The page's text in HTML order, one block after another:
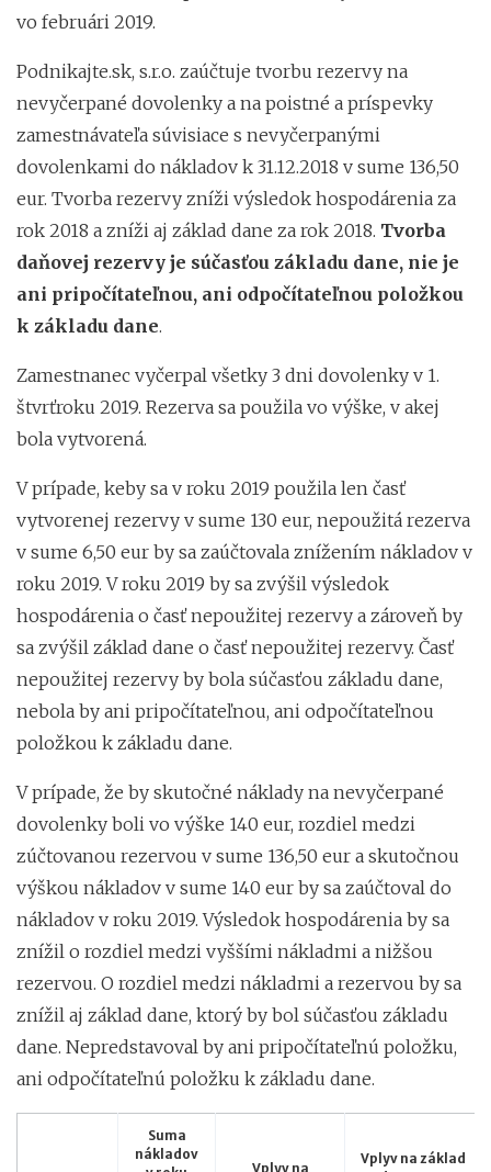
vo februári 2019.
Podnikajte.sk, s.r.o. zaúčtuje tvorbu rezervy na
nevyčerpané dovolenky a na poistné a príspevky
zamestnávateľa súvisiace s nevyčerpanými
dovolenkami do nákladov k 31.12.2018 v sume 136,50
eur. Tvorba rezervy zníži výsledok hospodárenia za
rok 2018 a zníži aj základ dane za rok 2018. Tvorba
daňovej rezervy je súčasťou základu dane, nie je
ani pripočítateľnou, ani odpočítateľnou položkou
k základu dane.
Zamestnanec vyčerpal všetky 3 dni dovolenky v 1.
štvrťroku 2019. Rezerva sa použila vo výške, v akej
bola vytvorená.
V prípade, keby sa v roku 2019 použila len časť
vytvorenej rezervy v sume 130 eur, nepoužitá rezerva
v sume 6,50 eur by sa zaúčtovala znížením nákladov v
roku 2019. V roku 2019 by sa zvýšil výsledok
hospodárenia o časť nepoužitej rezervy a zároveň by
sa zvýšil základ dane o časť nepoužitej rezervy. Časť
nepoužitej rezervy by bola súčasťou základu dane,
nebola by ani pripočítateľnou, ani odpočítateľnou
položkou k základu dane.
V prípade, že by skutočné náklady na nevyčerpané
dovolenky boli vo výške 140 eur, rozdiel medzi
zúčtovanou rezervou v sume 136,50 eur a skutočnou
výškou nákladov v sume 140 eur by sa zaúčtoval do
nákladov v roku 2019. Výsledok hospodárenia by sa
znížil o rozdiel medzi vyššími nákladmi a nižšou
rezervou. O rozdiel medzi nákladmi a rezervou by sa
znížil aj základ dane, ktorý by bol súčasťou základu
dane. Nepredstavoval by ani pripočítateľnú položku,
ani odpočítateľnú položku k základu dane.
Suma
nákladov
Vplyv na
Vplyv na základ